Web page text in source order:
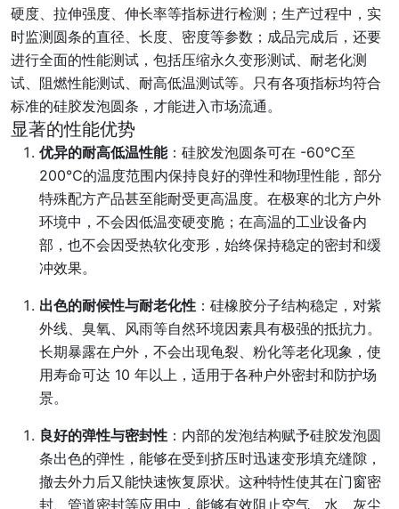
硬度、拉伸强度、伸长率等指标进行检测；生产过程中，实
时监测圆条的直径、长度、密度等参数；成品完成后，还要
进行全面的性能测试，包括压缩永久变形测试、耐老化测
试、阻燃性能测试、耐高低温测试等。只有各项指标均符合
标准的硅胶发泡圆条，才能进入市场流通。
显著的性能优势
优异的耐高低温性能：硅胶发泡圆条可在 -60℃至
200℃的温度范围内保持良好的弹性和物理性能，部分
特殊配方产品甚至能耐受更高温度。在极寒的北方户外
环境中，不会因低温变硬变脆；在高温的工业设备内
部，也不会因受热软化变形，始终保持稳定的密封和缓
冲效果。
出色的耐候性与耐老化性 ：硅橡胶分子结构稳定，对紫
外线、臭氧、风雨等自然环境因素具有极强的抵抗力。
长期暴露在户外，不会出现龟裂、粉化等老化现象，使
用寿命可达 10 年以上，适用于各种户外密封和防护场
景。
良好的弹性与密封性 ：内部的发泡结构赋予硅胶发泡圆
条出色的弹性，能够在受到挤压时迅速变形填充缝隙，
撤去外力后又能快速恢复原状。这种特性使其在门窗密
封、管道密封等应用中，能够有效阻止空气、水、灰尘